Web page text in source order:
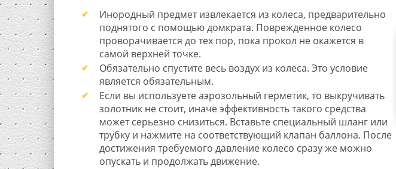
Инородный предмет извлекается из колеса, предварительно
поднятого с помощью домкрата. Поврежденное колесо
проворачивается до тех пор, пока прокол не окажется в
самой верхней точке.
Обязательно спустите весь воздух из колеса. Это условие
является обязательным.
Если вы используете аэрозольный герметик, то выкручивать
золотник не стоит, иначе эффективность такого средства
может серьезно снизиться. Вставьте специальный шланг или
трубку и нажмите на соответствующий клапан баллона. После
достижения требуемого давление колесо сразу же можно
опускать и продолжать движение.